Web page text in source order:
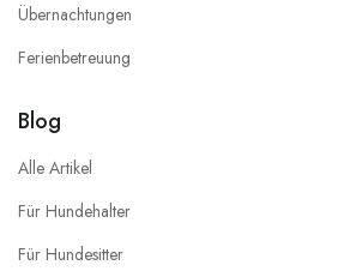
Übernachtungen
Ferienbetreuung
Blog
Alle Artikel
Für Hundehalter
Für Hundesitter